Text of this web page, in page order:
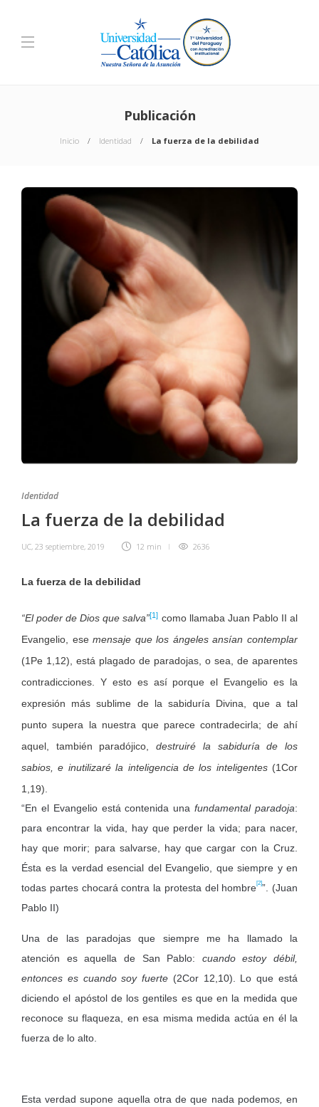
Publicación
Inicio Identidad La fuerza de la debilidad
Identidad
La fuerza de la debilidad
UC, 23 septiembre, 2019 12 min 2636
La fuerza de la debilidad
“El poder de Dios que salva”[1] como llamaba Juan Pablo II al
Evangelio, esemensaje que los ángeles ansían contemplar
(1Pe 1,12), está plagado de paradojas, o sea, de aparentes
contradicciones. Y esto es así porque el Evangelio es la
expresión más sublime de la sabiduría Divina, que a tal
punto supera la nuestra que parece contradecirla; de ahí
aquel, también paradójico,destruiré la sabiduría de los
sabios, e inutilizaré la inteligencia de los inteligentes (1Cor
1,19).
“En el Evangelio está contenida unafundamental paradoja:
para encontrar la vida, hay que perder la vida; para nacer,
hay que morir; para salvarse, hay que cargar con la Cruz.
Ésta es la verdad esencial del Evangelio, que siempre y en
todas partes chocará contra la protesta del hombre[2]”. (Juan
Pablo II)
Una de las paradojas que siempre me ha llamado la
atención es aquella de San Pablo: cuando estoy débil,
entonces es cuando soy fuerte (2Cor 12,10). Lo que está
diciendo el apóstol de los gentiles es que en la medida que
reconoce su flaqueza, en esa misma medida actúa en él la
fuerza de lo alto.
Esta verdad supone aquella otra de que nada podemos,en